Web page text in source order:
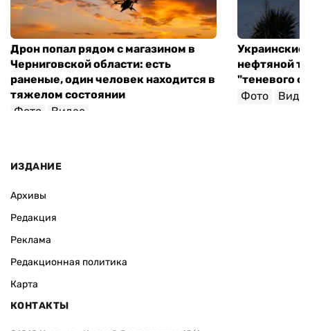
Дрон попал рядом с магазином в
Черниговской области: есть
раненые, один человек находится в
тяжелом состоянии
Фото
Видео
Украинские
нефтяной
"теневого
Фото
ИЗДАНИЕ
Архивы
Редакция
Реклама
Редакционная политика
Карта
КОНТАКТЫ